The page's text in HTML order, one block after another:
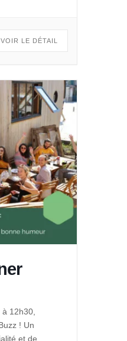
VOIR LE DÉTAIL
12h30,
! Un
et de